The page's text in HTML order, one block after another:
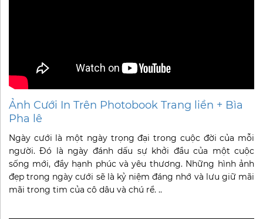
Ảnh Cưới In Trên Photobook Trang liền + Bìa
Pha lê
Ngày cưới là một ngày trọng đại trong cuộc đời của mỗi
người. Đó là ngày đánh dấu sự khởi đầu của một cuộc
sống mới, đầy hạnh phúc và yêu thương. Những hình ảnh
đẹp trong ngày cưới sẽ là kỷ niệm đáng nhớ và lưu giữ mãi
mãi trong tim của cô dâu và chú rể. ..